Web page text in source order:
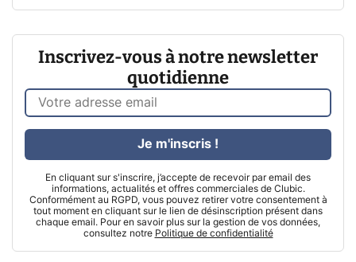
Inscrivez-vous à notre newsletter
quotidienne
En cliquant sur s'inscrire, j’accepte de recevoir par email des
informations, actualités et offres commerciales de Clubic.
Conformément au RGPD, vous pouvez retirer votre consentement à
tout moment en cliquant sur le lien de désinscription présent dans
chaque email. Pour en savoir plus sur la gestion de vos données,
consultez notre Politique de confidentialité
Je m'inscris !